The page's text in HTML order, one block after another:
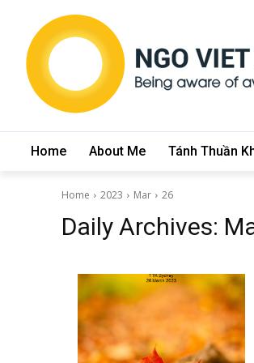
Home About Me Tánh Thuần
Home 2023 Mar 26
Daily Archives: